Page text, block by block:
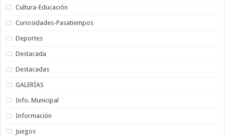
Cultura-Educación
Curiosidades-Pasatiempos
Deportes
Destacada
Destacadas
GALERÍAS
Info. Municipal
Información
Juegos